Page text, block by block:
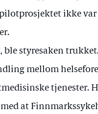
ikke
styresaken
mellom
tjenester.
at